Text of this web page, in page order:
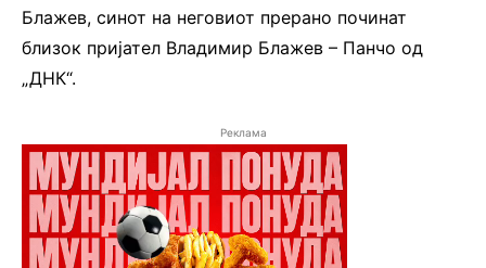
Блажев, синот на неговиот прерано починат
близок пријател Владимир Блажев – Панчо од
„ДНК“.
Реклама